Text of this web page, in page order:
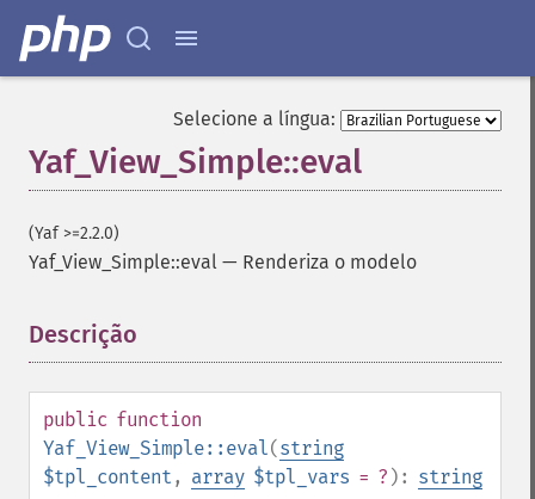
Selecione a língua:
Yaf_View_Simple::eval
(Yaf >=2.2.0)
Yaf_View_Simple::eval — Renderiza o modelo
Descrição
public function
Yaf_View_Simple::eval(string
$tpl_content , array $tpl_vars = ? ): string